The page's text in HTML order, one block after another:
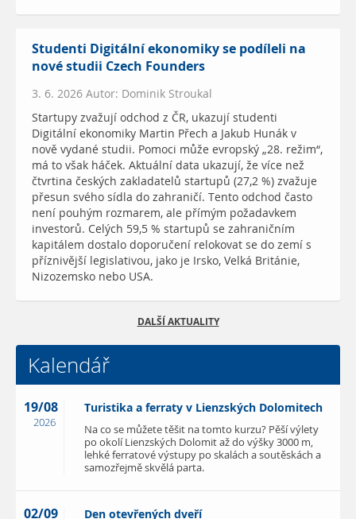
Studenti Digitální ekonomiky se podíleli na
nové studii Czech Founders
3. 6. 2026 Autor: Dominik Stroukal
Startupy zvažují odchod z ČR, ukazují studenti
Digitální ekonomiky Martin Přech a Jakub Hunák v
nově vydané studii. Pomoci může evropský „28. režim“,
má to však háček. Aktuální data ukazují, že více než
čtvrtina českých zakladatelů startupů (27,2 %) zvažuje
přesun svého sídla do zahraničí. Tento odchod často
není pouhým rozmarem, ale přímým požadavkem
investorů. Celých 59,5 % startupů se zahraničním
kapitálem dostalo doporučení relokovat se do zemí s
příznivější legislativou, jako je Irsko, Velká Británie,
Nizozemsko nebo USA.
DALŠÍ AKTUALITY
Kalendář
19/08
2026
Turistika a ferraty v Lienzských Dolomitech
Na co se můžete těšit na tomto kurzu? Pěší výlety
po okolí Lienzských Dolomit až do výšky 3000 m,
lehké ferratové výstupy po skalách a soutěskách a
samozřejmě skvělá parta.
02/09 Den otevřených dveří